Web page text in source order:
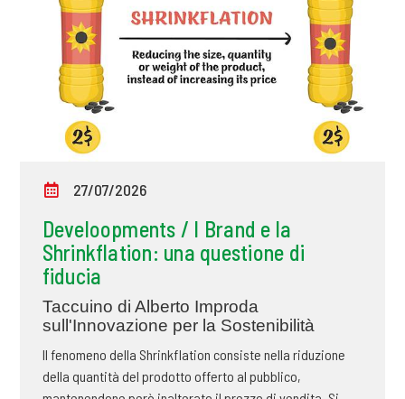
27/07/2026
Develoopments / I Brand e la
Shrinkflation: una questione di
fiducia
Taccuino di Alberto Improda
sull'Innovazione per la Sostenibilità
Il fenomeno della Shrinkflation consiste nella riduzione
della quantità del prodotto offerto al pubblico,